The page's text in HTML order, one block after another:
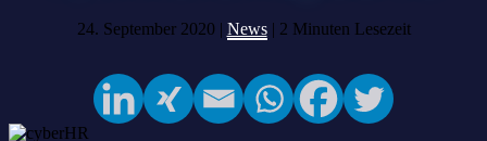
24. September 2020 | News| 2 Minuten Lesezeit